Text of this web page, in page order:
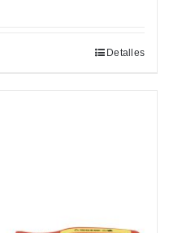
Detalles